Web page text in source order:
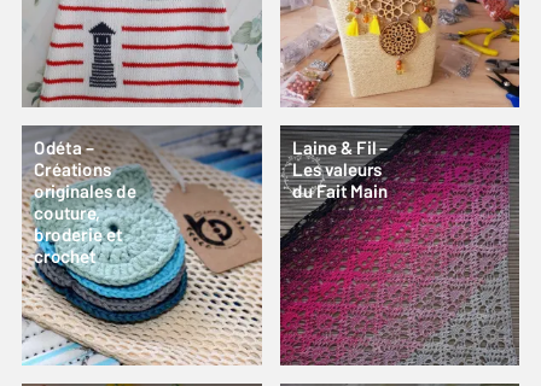
Odéta –
Créations
originales de
couture,
broderie et
crochet
Laine & Fil –
Les valeurs
du Fait Main